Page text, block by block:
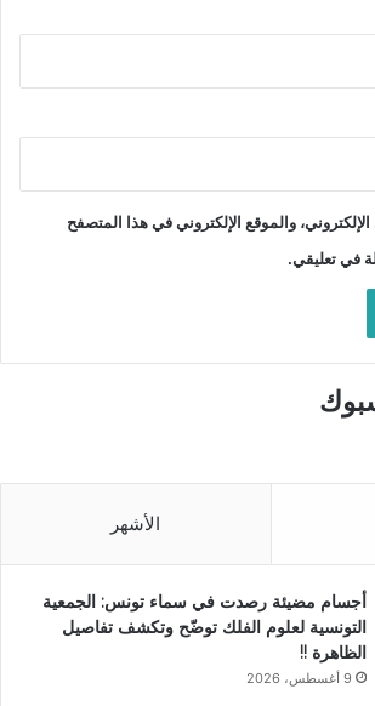
والموقع الإلكتروني في هذا المتصفح
في تعليقي.
الأشهر
أجسام مضيئة رصدت في سماء تونس: الجمعية
التونسية لعلوم الفلك توضّح وتكشف تفاصيل
الظاهرة !!
9 أغسطس، 2026